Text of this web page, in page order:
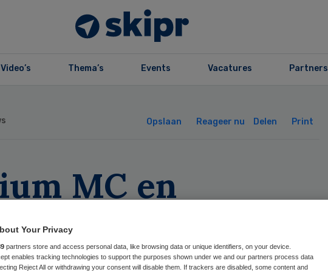
Video’s Thema’s Events Vacatures Partners
Opslaan Reageer nu Delen Print
MC en
Your Privacy
partners store and access personal data, like browsing data or unique identifiers, on your device.
enables tracking technologies to support the purposes shown under we and our partners process data
Reject All or withdrawing your consent will disable them. If trackers are disabled, some content and